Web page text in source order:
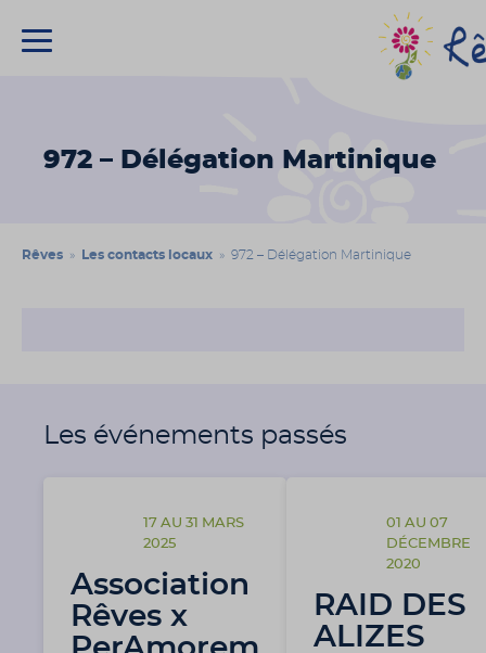
972 – Délégation Martinique
Rêves » Les contacts locaux » 972 – Délégation Martinique
Les événements passés
17 AU 31 MARS
2025
Association
Rêves x
01 AU 07
DÉCEMBRE
2020
RAID DES
ALIZES